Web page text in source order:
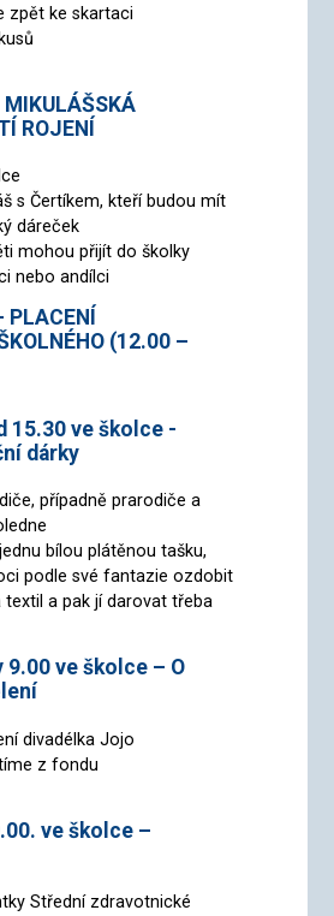
zpět ke skartaci
ROJENÍ
s Čertíkem, kteří budou mít
dáreček
mohou přijít do školky
nebo andílci
(12.00 –
15.30 ve školce -
dárky
případně prarodiče a
bílou plátěnou tašku,
podle své fantazie ozdobit
textil a pak jí darovat třeba
9.00 ve školce – O
divadélka Jojo
z fondu
ve školce –
Střední zdravotnické